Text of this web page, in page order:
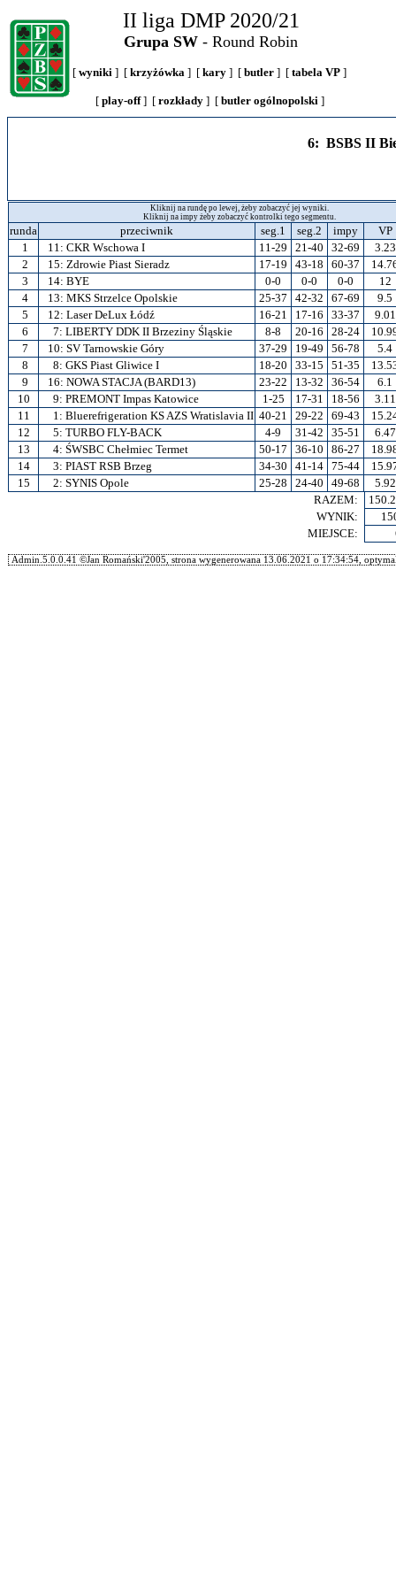
II liga DMP 2020/21
Grupa SW - Round Robin
[ wyniki ] [ krzyżówka ] [ kary ] [ butler ] [ tabela VP ]
[play-off] [rozkłady ] [butler ogólnopolski ]
6: BSBS II
Kliknij na rundę po lewej, żeby zobaczyć jej wyniki.
Kliknij na impy żeby zobaczyć kontrolki tego segmentu.
runda przeciwnik seg.1 seg.2 impy
1
11: CKR Wschowa I 11-29 21-40 32-69
3.23
2
15: Zdrowie Piast Sieradz 17-19 43-18 60-37
3
14: BYE 0-0 0-0 0-0
12
4
13: MKS Strzelce Opolskie 25-37 42-32 67-69
9.5
5
12: Laser DeLux Łódź 16-21 17-16 33-37
9.01
6
7: LIBERTY DDK II Brzeziny Śląskie 8-8 20-16 28-24
7
10: SV Tarnowskie Góry 37-29 19-49 56-78
5.4
8
8: GKS Piast Gliwice I 18-20 33-15 51-35
9
16: NOWA STACJA (BARD13) 23-22 13-32 36-54
6.1
10
9: PREMONT Impas Katowice 1-25 17-31 18-56
3.11
11
1: Bluerefrigeration KS AZS Wratislavia II 40-21 29-22 69-43
12
5: TURBO FLY-BACK 4-9 31-42 35-51
6.47
13
4: ŚWSBC Chełmiec Termet 50-17 36-10 86-27
14
3: PIAST RSB Brzeg 34-30 41-14 75-44
15
2: SYNIS Opole 25-28 24-40 49-68
5.92
RAZEM:
WYNIK:
MIEJSCE:
Admin.5.0.0.41 ©Jan Romański'2005, strona wygenerowana 13.06.2021 o 17:34:54,